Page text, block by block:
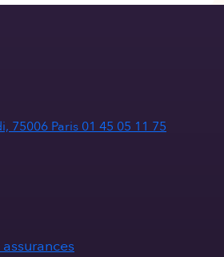
75006 Paris 01 45 05 11 75